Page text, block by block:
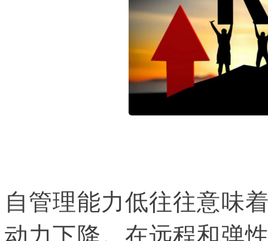
自管理能力低往往意味
动力下降。在远程和弹